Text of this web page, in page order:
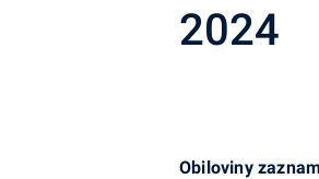
2024
Obiloviny